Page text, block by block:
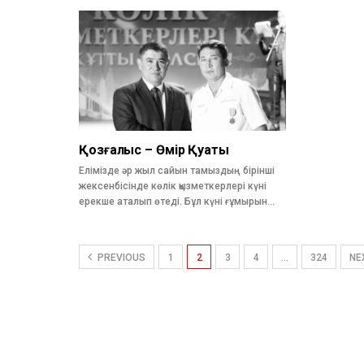
Қозғалыс – Өмір Қуаты
Елімізде әр жыл сайын тамыздың бірінші
жексенбісінде көлік қызметкерлері күні
ерекше аталып өтеді. Бұл күні ғұмырын…
PREVIOUS 1 2 3 4 324